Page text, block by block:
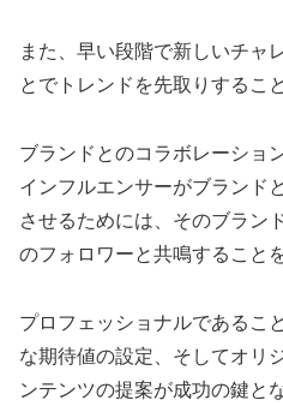
また、早い段階で新しいチャ
とでトレンドを先取りするこ
ブランドとのコラボレーショ
インフルエンサーがブランド
させるためには、そのブラン
のフォロワーと共鳴すること
プロフェッショナルであるこ
な期待値の設定、そしてオリ
ンテンツの提案が成功の鍵と